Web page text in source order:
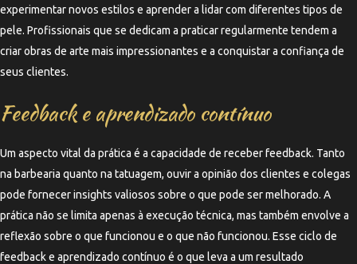
experimentar novos estilos e aprender a lidar com diferentes tipos de
pele. Profissionais que se dedicam a praticar regularmente tendem a
criar obras de arte mais impressionantes e a conquistar a confiança de
seus clientes.
Feedback e aprendizado contínuo
Um aspecto vital da prática é a capacidade de receber feedback. Tanto
na barbearia quanto na tatuagem, ouvir a opinião dos clientes e colegas
pode fornecer insights valiosos sobre o que pode ser melhorado. A
prática não se limita apenas à execução técnica, mas também envolve a
reflexão sobre o que funcionou e o que não funcionou. Esse ciclo de
feedback e aprendizado contínuo é o que leva a um resultado